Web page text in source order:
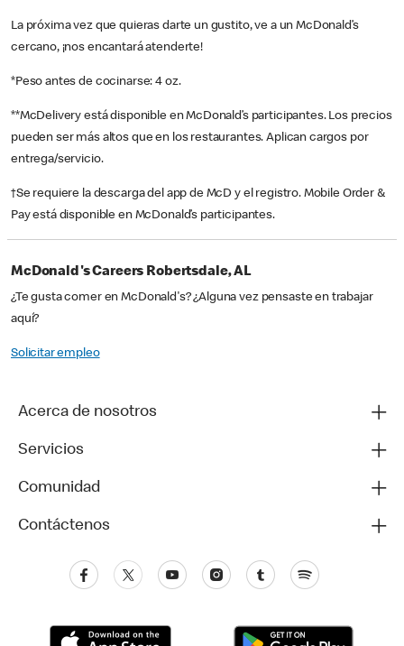
La próxima vez que quieras darte un gustito, ve a un McDonald’s
cercano, ¡nos encantará atenderte!
*Peso antes de cocinarse: 4 oz.
**McDelivery está disponible en McDonald’s participantes. Los precios
pueden ser más altos que en los restaurantes. Aplican cargos por
entrega/servicio.
†Se requiere la descarga del app de McD y el registro. Mobile Order &
Pay está disponible en McDonald’s participantes.
McDonald's Careers Robertsdale, AL
¿Te gusta comer en McDonald's? ¿Alguna vez pensaste en trabajar
aquí?
Solicitar empleo
Acerca de nosotros
Servicios
Comunidad
Contáctenos